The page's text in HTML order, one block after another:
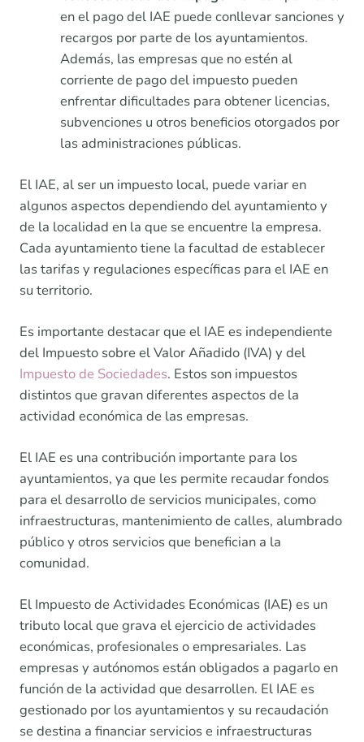
en el pago del IAE puede conllevar sanciones y
recargos por parte de los ayuntamientos.
Además, las empresas que no estén al
corriente de pago del impuesto pueden
enfrentar dificultades para obtener licencias,
subvenciones u otros beneficios otorgados por
las administraciones públicas.
El IAE, al ser un impuesto local, puede variar en
algunos aspectos dependiendo del ayuntamiento y
de la localidad en la que se encuentre la empresa.
Cada ayuntamiento tiene la facultad de establecer
las tarifas y regulaciones específicas para el IAE en
su territorio.
Es importante destacar que el IAE es independiente
del Impuesto sobre el Valor Añadido (IVA) y del
Impuesto de Sociedades. Estos son impuestos
distintos que gravan diferentes aspectos de la
actividad económica de las empresas.
El IAE es una contribución importante para los
ayuntamientos, ya que les permite recaudar fondos
para el desarrollo de servicios municipales, como
infraestructuras, mantenimiento de calles, alumbrado
público y otros servicios que benefician a la
comunidad.
El Impuesto de Actividades Económicas (IAE) es un
tributo local que grava el ejercicio de actividades
económicas, profesionales o empresariales. Las
empresas y autónomos están obligados a pagarlo en
función de la actividad que desarrollen. El IAE es
gestionado por los ayuntamientos y su recaudación
se destina a financiar servicios e infraestructuras